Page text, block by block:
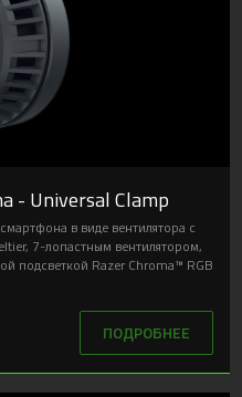
- Universal Clamp
в виде вентилятора с
7-лопастным вентилятором,
подсветкой Razer Chroma™ RGB
ПОДРОБНЕЕ